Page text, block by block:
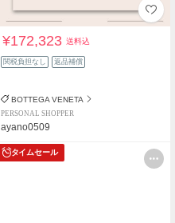
¥172,323送料込
関税負担なし 返品補償
BOTTEGA VENETA
PERSONAL SHOPPER
ayano0509
タイムセール